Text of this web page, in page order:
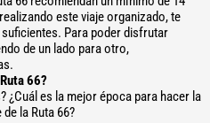
este viaje organizado, te
Para poder disfrutar
de un lado para otro,
66?
¿Cuál es la mejor época para hacer la
la Ruta 66?